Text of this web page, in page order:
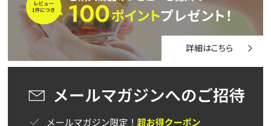
詳細はこちら